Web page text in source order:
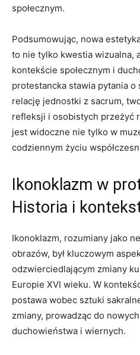
społecznym.
Podsumowując, nowa
to nie tylko kwestia wizualna,
kontekście społecznym i
protestancka stawia pytania o
relację jednostki z sacrum,
refleksji i osobistych przeżyć
jest widoczne nie tylko w
codziennym życiu
Ikonoklazm w
Historia i
Ikonoklazm, rozumiany jako
obrazów, był kluczowym
odzwierciedlającym zmiany
Europie XVI wieku. W
postawa wobec sztuki
zmiany, prowadząc do
duchowieństwa i wiernych.